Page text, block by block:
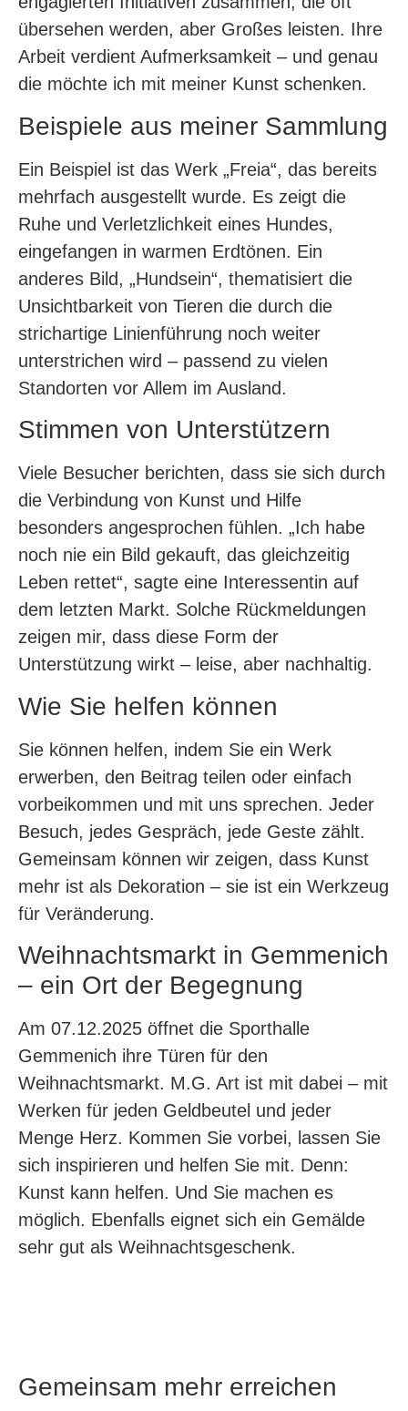
übersehen werden, aber Großes leisten. Ihre
Arbeit verdient Aufmerksamkeit – und genau
die möchte ich mit meiner Kunst schenken.
Beispiele aus meiner Sammlung
Ein Beispiel ist das Werk „Freia“, das bereits
mehrfach ausgestellt wurde. Es zeigt die
Ruhe und Verletzlichkeit eines Hundes,
eingefangen in warmen Erdtönen. Ein
anderes Bild, „Hundsein“, thematisiert die
Unsichtbarkeit von Tieren die durch die
strichartige Linienführung noch weiter
unterstrichen wird – passend zu vielen
Standorten vor Allem im Ausland.
Stimmen von Unterstützern
Viele Besucher berichten, dass sie sich durch
die Verbindung von Kunst und Hilfe
besonders angesprochen fühlen. „Ich habe
noch nie ein Bild gekauft, das gleichzeitig
Leben rettet“, sagte eine Interessentin auf
dem letzten Markt. Solche Rückmeldungen
zeigen mir, dass diese Form der
Unterstützung wirkt – leise, aber nachhaltig.
Wie Sie helfen können
Sie können helfen, indem Sie ein Werk
erwerben, den Beitrag teilen oder einfach
vorbeikommen und mit uns sprechen. Jeder
Besuch, jedes Gespräch, jede Geste zählt.
Gemeinsam können wir zeigen, dass Kunst
mehr ist als Dekoration – sie ist ein Werkzeug
für Veränderung.
Weihnachtsmarkt in Gemmenich
– ein Ort der Begegnung
Am 07.12.2025 öffnet die Sporthalle
Gemmenich ihre Türen für den
Weihnachtsmarkt. M.G. Art ist mit dabei – mit
Werken für jeden Geldbeutel und jeder
Menge Herz. Kommen Sie vorbei, lassen Sie
sich inspirieren und helfen Sie mit. Denn:
Kunst kann helfen. Und Sie machen es
möglich. Ebenfalls eignet sich ein Gemälde
sehr gut als Weihnachtsgeschenk.
Gemeinsam mehr erreichen